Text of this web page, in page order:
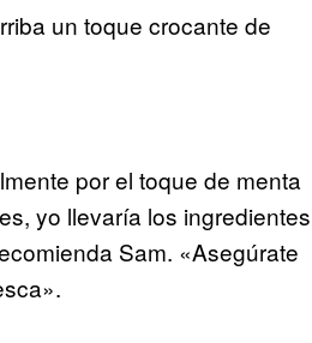
un toque crocante de
por el toque de menta
yo llevaría los ingredientes
Sam. «Asegúrate